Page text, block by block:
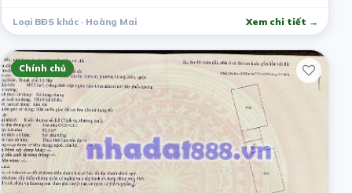
Loại BĐS khác · Hoàng Mai Xem chi tiết →
Chính chủ